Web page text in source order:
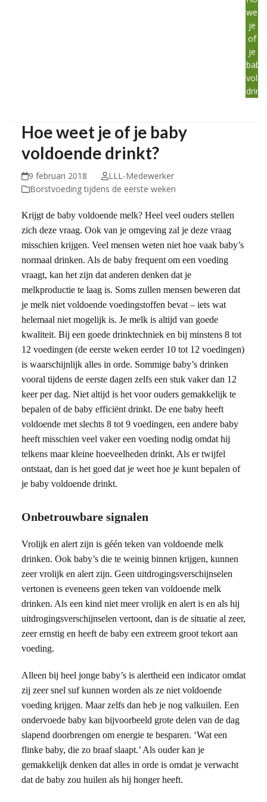
weet
je
of
je
baby
Hoe weet je of je baby
voldoende drinkt?
9 februari 2018
LLL-Medewerker
Borstvoeding tijdens de eerste weken
Krijgt de baby voldoende melk? Heel veel ouders stellen
zich deze vraag. Ook van je omgeving zal je deze vraag
misschien krijgen. Veel mensen weten niet hoe vaak baby’s
normaal drinken. Als de baby frequent om een voeding
vraagt, kan het zijn dat anderen denken dat je
melkproductie te laag is. Soms zullen mensen beweren dat
je melk niet voldoende voedingstoffen bevat – iets wat
helemaal niet mogelijk is. Je melk is altijd van goede
kwaliteit. Bij een goede drinktechniek en bij minstens 8 tot
12 voedingen (de eerste weken eerder 10 tot 12 voedingen)
is waarschijnlijk alles in orde. Sommige baby’s drinken
vooral tijdens de eerste dagen zelfs een stuk vaker dan 12
keer per dag. Niet altijd is het voor ouders gemakkelijk te
bepalen of de baby efficiënt drinkt. De ene baby heeft
voldoende met slechts 8 tot 9 voedingen, een andere baby
heeft misschien veel vaker een voeding nodig omdat hij
telkens maar kleine hoeveelheden drinkt. Als er twijfel
ontstaat, dan is het goed dat je weet hoe je kunt bepalen of
je baby voldoende drinkt.
Onbetrouwbare signalen
Vrolijk en alert zijn is géén teken van voldoende melk
drinken. Ook baby’s die te weinig binnen krijgen, kunnen
zeer vrolijk en alert zijn. Geen uitdrogingsverschijnselen
vertonen is eveneens geen teken van voldoende melk
drinken. Als een kind niet meer vrolijk en alert is en als hij
uitdrogingsverschijnselen vertoont, dan is de situatie al zeer,
zeer ernstig en heeft de baby een extreem groot tekort aan
voeding.
Alleen bij heel jonge baby’s is alertheid een indicator omdat
zij zeer snel suf kunnen worden als ze niet voldoende
voeding krijgen. Maar zelfs dan heb je nog valkuilen. Een
ondervoede baby kan bijvoorbeeld grote delen van de dag
slapend doorbrengen om energie te besparen. ‘Wat een
flinke baby, die zo braaf slaapt.’ Als ouder kan je
gemakkelijk denken dat alles in orde is omdat je verwacht
dat de baby zou huilen als hij honger heeft.